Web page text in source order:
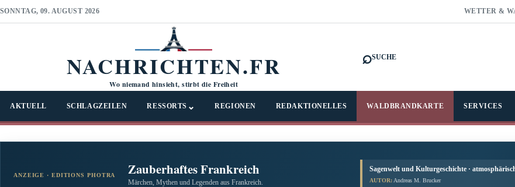
SONNTAG, 09. AUGUST 2026 WETTER &
NACHRICHTEN.FR
Wo niemand hinsieht, stirbt die Freiheit
⌕SUCHE
AKTUELL SCHLAGZEILEN RESSORTS ⌄ REGIONEN REDAKTIONELLES WALDBRANDKARTE SERVICES
ANZEIGE · EDITIONS PHOTRA Zauberhaftes Frankreich
Märchen, Mythen und Legenden aus Frankreich.
Sagenwelt und Kulturgeschichte ·
AUTOR:Andreas M. Brucker